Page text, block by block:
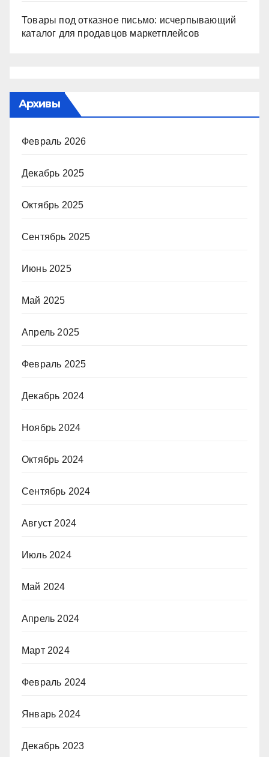
Товары под отказное письмо: исчерпывающий
каталог для продавцов маркетплейсов
Архивы
Февраль 2026
Декабрь 2025
Октябрь 2025
Сентябрь 2025
Июнь 2025
Май 2025
Апрель 2025
Февраль 2025
Декабрь 2024
Ноябрь 2024
Октябрь 2024
Сентябрь 2024
Август 2024
Июль 2024
Май 2024
Апрель 2024
Март 2024
Февраль 2024
Январь 2024
Декабрь 2023